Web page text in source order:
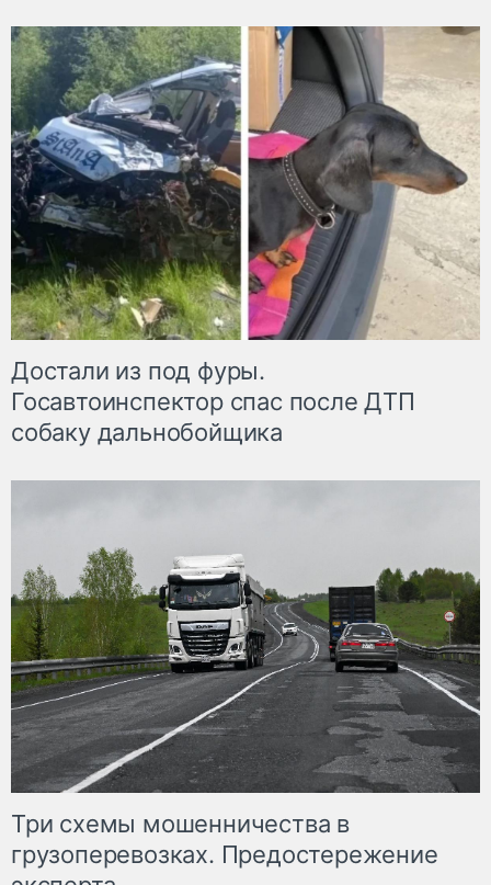
Достали из под фуры.
Госавтоинспектор спас после ДТП
собаку дальнобойщика
Три схемы мошенничества в
грузоперевозках. Предостережение